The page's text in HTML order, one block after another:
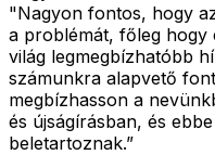
"Nagyon fontos, hogy
a problémát, főleg
világ legmegbízhatóbb
számunkra alapvető
megbízhasson a
és újságírásban, és
beletartoznak.”